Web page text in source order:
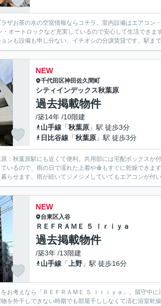
ザお茶の水の空室情報ならコチラ。室内設備はエアコン
・オートロックなど充実しているので安心して生活でき
ンも設備も申し分ない、イチオシの分譲賃貸です。駅ま
NEW
千代田区神田佐久間町
シティインデックス秋葉原
過去掲載物件
/築14年 /10階建
山手線 「秋葉原 」駅 徒歩3分
日比谷線 「秋葉原 」駅 徒歩3分
：秋葉原駅にも近くて便利。共用部には宅配ボックスが
いるので、雨の日で濡れた上着や傘もすぐに乾燥できま
らせます。雨が続いてジメジメしていてもエアコンが付
NEW
台東区入谷
ＲＥＦＲＡＭＥ ５ Ｉｒｉｙａ
過去掲載物件
/築3年 /13階建
山手線 「 上野 」駅 徒歩16分
お考えなら「ＲＥＦＲＡＭＥ ５ Ｉｒｉｙａ」。留守中
を外干しできない時期でも部屋干ししなくて済む浴室